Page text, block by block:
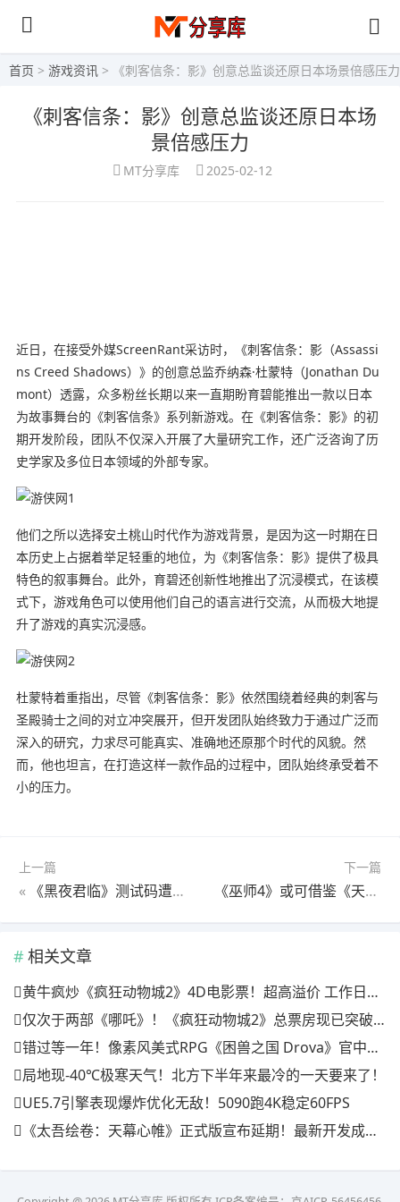
首页 > 游戏资讯 > 《刺客信条：影》创意总监谈还原日本场景倍感压力
《刺客信条：影》创意总监谈还原日本场
景倍感压力
MT分享库 2025-02-12
近日，在接受外媒ScreenRant采访时，《刺客信条：影（Assassi
ns Creed Shadows）》的创意总监乔纳森·杜蒙特（Jonathan Du
mont）透露，众多粉丝长期以来一直期盼育碧能推出一款以日本
为故事舞台的《刺客信条》系列新游戏。在《刺客信条：影》的初
期开发阶段，团队不仅深入开展了大量研究工作，还广泛咨询了历
史学家及多位日本领域的外部专家。
他们之所以选择安土桃山时代作为游戏背景，是因为这一时期在日
本历史上占据着举足轻重的地位，为《刺客信条：影》提供了极具
特色的叙事舞台。此外，育碧还创新性地推出了沉浸模式，在该模
式下，游戏角色可以使用他们自己的语言进行交流，从而极大地提
升了游戏的真实沉浸感。
杜蒙特着重指出，尽管《刺客信条：影》依然围绕着经典的刺客与
圣殿骑士之间的对立冲突展开，但开发团队始终致力于通过广泛而
深入的研究，力求尽可能真实、准确地还原那个时代的风貌。然
而，他也坦言，在打造这样一款作品的过程中，团队始终承受着不
小的压力。
上一篇
« 《黑夜君临》测试码遭黄牛哄抬
下一篇
《巫师4》或可借鉴《天国拯救2》声望系统，提升游戏沉浸感
相关文章
黄牛疯炒《疯狂动物城2》4D电影票！超高溢价 工作日也满场
仅次于两部《哪吒》！《疯狂动物城2》总票房现已突破20亿
错过等一年！像素风美式RPG《困兽之国 Drova》官中上线特惠倒计时三天
局地现-40℃极寒天气！北方下半年来最冷的一天要来了！
UE5.7引擎表现爆炸优化无敌！5090跑4K稳定60FPS
《太吾绘卷：天幕心帷》正式版宣布延期！最新开发成果公开